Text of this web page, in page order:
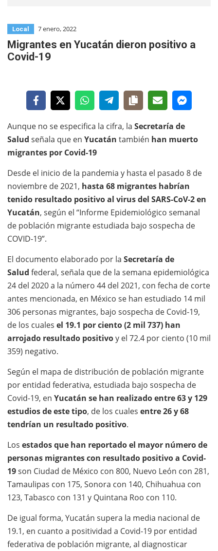
Local 7 enero, 2022
Migrantes en Yucatán dieron positivo a
Covid-19
Aunque no se especifica la cifra, la Secretaría de
Salud señala que en Yucatán también han muerto
migrantes por Covid-19
Desde el inicio de la pandemia y hasta el pasado 8 de
noviembre de 2021, hasta 68 migrantes habrían
tenido resultado positivo al virus del SARS-CoV-2 en
Yucatán, según el “Informe Epidemiológico semanal
de población migrante estudiada bajo sospecha de
COVID-19”.
El documento elaborado por la Secretaría de
Salud federal, señala que de la semana epidemiológica
24 del 2020 a la número 44 del 2021, con fecha de corte
antes mencionada, en México se han estudiado 14 mil
306 personas migrantes, bajo sospecha de Covid-19,
de los cuales el 19.1 por ciento (2 mil 737) han
arrojado resultado positivoy el 72.4 por ciento (10 mil
359) negativo.
Según el mapa de distribución de población migrante
por entidad federativa, estudiada bajo sospecha de
Covid-19, en Yucatán se han realizado entre 63 y 129
estudios de este tipo, de los cuales entre 26 y 68
tendrían un resultado positivo.
Los estados que han reportado el mayor número de
personas migrantes con resultado positivo a Covid-
19son Ciudad de México con 800, Nuevo León con 281,
Tamaulipas con 175, Sonora con 140, Chihuahua con
123, Tabasco con 131 y Quintana Roo con 110.
De igual forma, Yucatán supera la media nacional de
19.1, en cuanto a positividad a Covid-19 por entidad
federativa de población migrante, al diagnosticar